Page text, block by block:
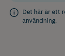
Det här är ett
användning.